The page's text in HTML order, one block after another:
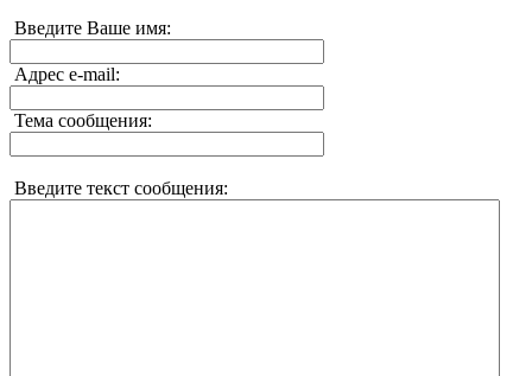
Введите Ваше имя:
Адрес e-mail:
Тема сообщения:
Введите текст сообщения: